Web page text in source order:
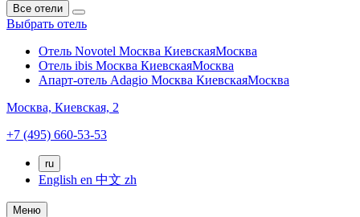
Все отели
Выбрать отель
Отель Novotel Москва КиевскаяМосква
Отель ibis Москва КиевскаяМосква
Апарт-отель Adagio Москва КиевскаяМосква
Москва, Киевская, 2
+7 (495) 660-53-53
ru
English en 中文 zh
Меню